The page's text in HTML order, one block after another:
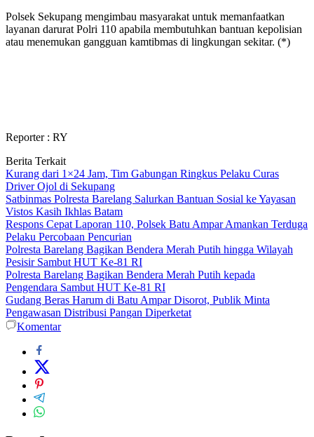
Polsek Sekupang mengimbau masyarakat untuk memanfaatkan
layanan darurat Polri 110 apabila membutuhkan bantuan kepolisian
atau menemukan gangguan kamtibmas di lingkungan sekitar. (*)
Reporter : RY
Berita Terkait
Kurang dari 1×24 Jam, Tim Gabungan Ringkus Pelaku Curas
Driver Ojol di Sekupang
Satbinmas Polresta Barelang Salurkan Bantuan Sosial ke Yayasan
Vistos Kasih Ikhlas Batam
Respons Cepat Laporan 110, Polsek Batu Ampar Amankan Terduga
Pelaku Percobaan Pencurian
Polresta Barelang Bagikan Bendera Merah Putih hingga Wilayah
Pesisir Sambut HUT Ke-81 RI
Polresta Barelang Bagikan Bendera Merah Putih kepada
Pengendara Sambut HUT Ke-81 RI
Gudang Beras Harum di Batu Ampar Disorot, Publik Minta
Pengawasan Distribusi Pangan Diperketat
Komentar